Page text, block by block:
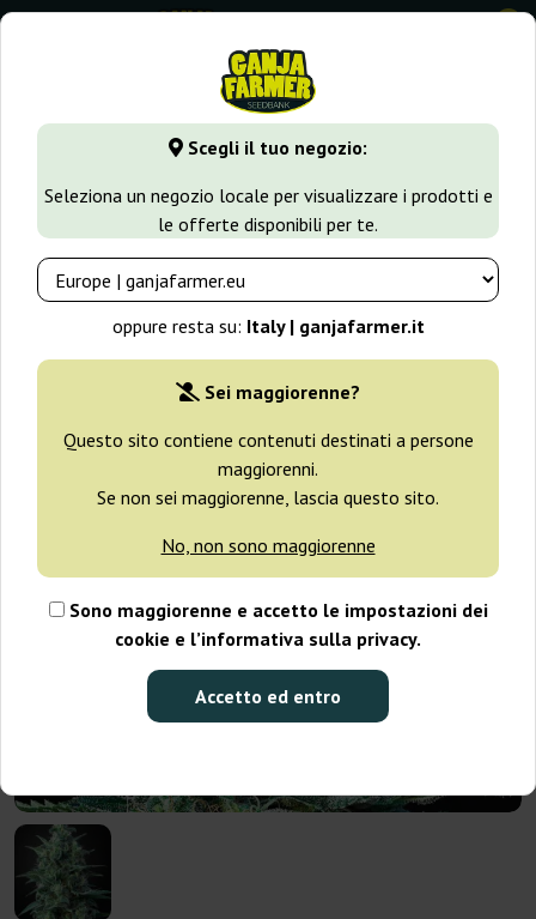
Scegli il tuo negozio:
Seleziona un negozio locale per visualizzare i prodotti e
le offerte disponibili per te.
oppure resta su: Italy | ganjafarmer.it
Sei maggiorenne?
Questo sito contiene contenuti destinati a persone
maggiorenni.
Se non sei maggiorenne, lascia questo sito.
No, non sono maggiorenne
Sono maggiorenne e accetto le impostazioni dei
cookie e l’informativa sulla privacy.
Accetto ed entro
0
GanjaFarmer.it Varietà di Cannabis White Widow White
House Seeds
-25%